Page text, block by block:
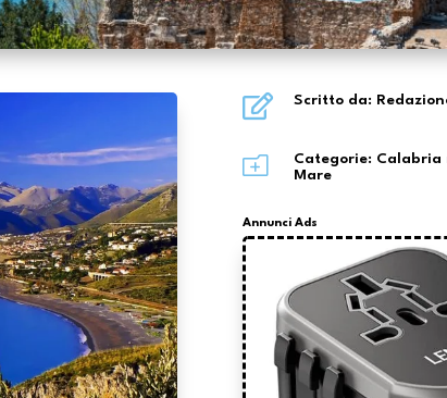
 Scritto da:
o Categorie: Calabria
Mare
Annunci Ads